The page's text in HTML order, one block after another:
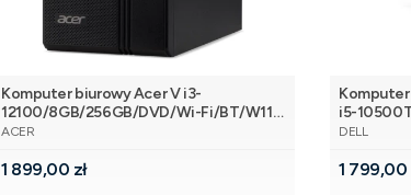
Komputer biurowy Acer V i3-
12100/8GB/256GB/DVD/Wi-Fi/BT/W11P
[24G][SL]
PRODUCENT
ACER
Cena
1 899,00 zł
i5-10500T
PRODUCENT
DELL
Cena
1 799,00